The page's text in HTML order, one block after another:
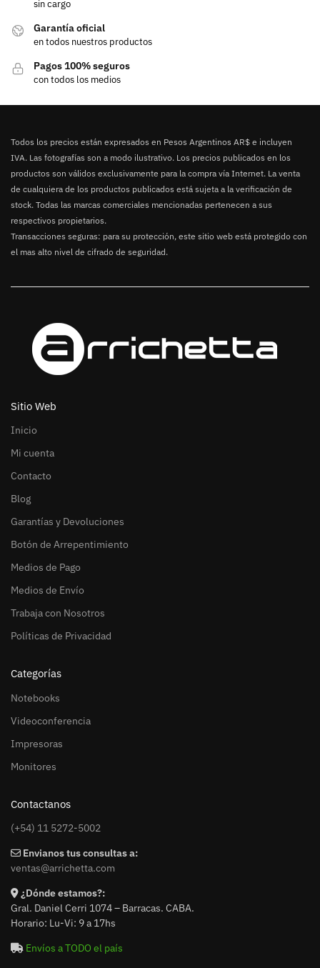
sin cargo
Garantía oficial
en todos nuestros productos
Pagos 100% seguros
con todos los medios
Todos los precios están expresados en Pesos Argentinos AR$ e incluyen
IVA. Las fotografías son a modo ilustrativo. Los precios publicados en los
productos son válidos exclusivamente para la compra vía Internet. La venta
de cualquiera de los productos publicados está sujeta a la verificación de
stock. Todas las marcas comerciales mencionadas pertenecen a sus
respectivos propietarios.
Transacciones seguras: para su protección, este sitio web está protegido con
el mas alto nivel de cifrado de seguridad.
Sitio Web
Inicio
Mi cuenta
Contacto
Blog
Garantías y Devoluciones
Botón de Arrepentimiento
Medios de Pago
Medios de Envío
Trabaja con Nosotros
Políticas de Privacidad
Categorías
Notebooks
Videoconferencia
Impresoras
Monitores
Contactanos
(+54) 11 5272-5002
Envianos tus consultas a:
ventas@arrichetta.com
¿Dónde estamos?:
Gral. Daniel Cerri 1074 – Barracas. CABA.
Horario: Lu-Vi: 9 a 17hs
Envíos a TODO el país